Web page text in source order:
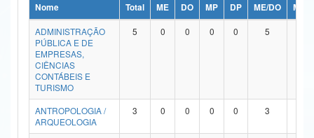
Ministério da Ciência, Tecnologia, Inovações e Comunicações
Ministério do Meio Ambiente
Ministério do Turismo
Ministério do Desenvolvimento Regional
Controladoria-Geral da União
Nome Total ME DO MP DP ME/DO
MP/
ADMINISTRAÇÃO
PÚBLICA E DE
EMPRESAS,
CIÊNCIAS
CONTÁBEIS E
TURISMO
5 0 0 0 0 5
ANTROPOLOGIA /
ARQUEOLOGIA
3 0 0 0 0 3